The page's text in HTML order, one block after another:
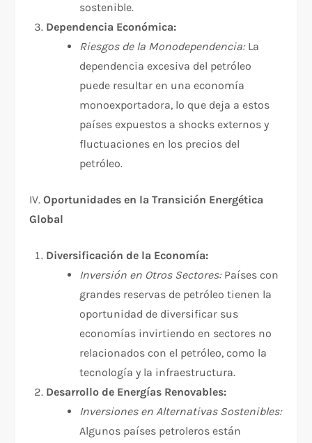
sostenible.
Dependencia Económica:
Riesgos de la Monodependencia:La
dependencia excesiva del petróleo
puede resultar en una economía
monoexportadora, lo que deja a estos
países expuestos a shocks externos y
fluctuaciones en los precios del
petróleo.
IV.Oportunidades en la Transición Energética
Global
Diversificación de la Economía:
Inversión en Otros Sectores:Países con
grandes reservas de petróleo tienen la
oportunidad de diversificar sus
economías invirtiendo en sectores no
relacionados con el petróleo, como la
tecnología y la infraestructura.
Desarrollo de Energías Renovables:
Inversiones en Alternativas Sostenibles:
Algunos países petroleros están